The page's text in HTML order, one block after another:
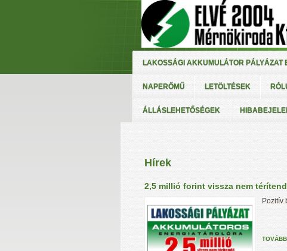
LAKOSSÁGI AKKUMULÁTOR PÁLYÁZAT
NAPERŐMŰ LETÖLTÉSEK
ÁLLÁSLEHETŐSÉGEK
Hírek
2,5 millió forint vissza nem
Pozitív
TOVÁBB